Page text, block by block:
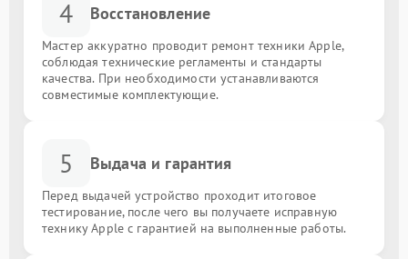
4 Восстановление
Мастер аккуратно проводит ремонт техники Apple,
соблюдая технические регламенты и стандарты
качества. При необходимости устанавливаются
совместимые комплектующие.
5 Выдача и гарантия
Перед выдачей устройство проходит итоговое
тестирование, после чего вы получаете исправную
технику Apple с гарантией на выполненные работы.